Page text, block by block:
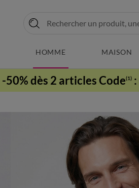
HOMME MAISON
-50% dès 2 articles Code(1) :